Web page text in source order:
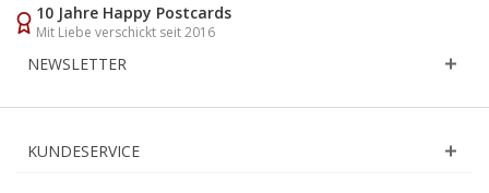
10 Jahre Happy Postcards
Mit Liebe verschickt seit 2016
NEWSLETTER
KUNDESERVICE